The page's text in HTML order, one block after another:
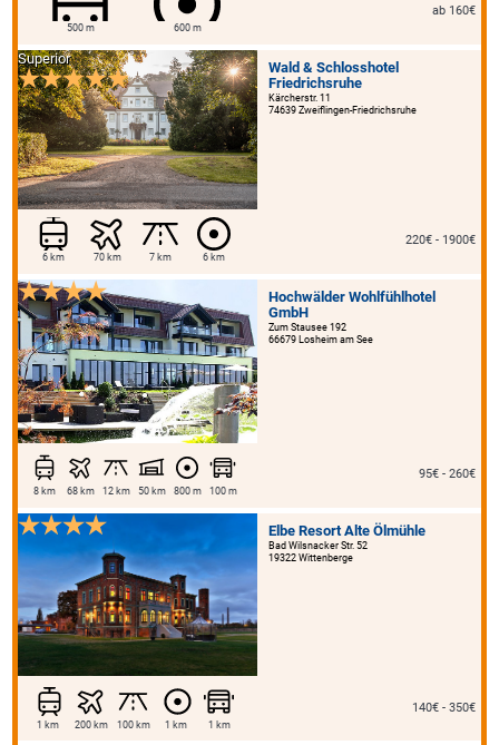
500 m 600 m
ab 160€
Wald & Schlosshotel
Friedrichsruhe
Kärcherstr. 11
74639 Zweiflingen-Friedrichsruhe
Superior
6 km 70 km 7 km 6 km
220€ - 1900€
Hochwälder Wohlfühlhotel
GmbH
Zum Stausee 192
66679 Losheim am See
8 km 68 km 12 km 50 km 800 m 100 m
95€ - 260€
Elbe Resort Alte Ölmühle
Bad Wilsnacker Str. 52
19322 Wittenberge
1 km 200 km 100 km 1 km 1 km
140€ - 350€